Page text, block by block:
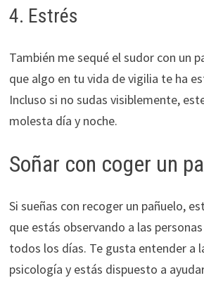
4. Estrés
También me sequé el sudor con un
que algo en tu vida de vigilia te ha
Incluso si no sudas visiblemente,
molesta día y noche.
Soñar con coger un
Si sueñas con recoger un pañuelo,
que estás observando a las
todos los días. Te gusta entender a
psicología y estás dispuesto a